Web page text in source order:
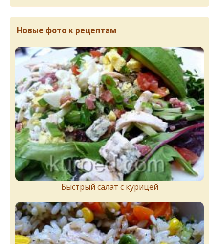
Новые фото к рецептам
Быстрый салат с курицей